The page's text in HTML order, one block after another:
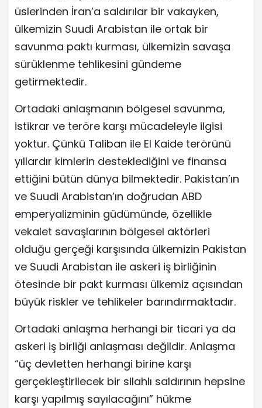
üslerinden İran’a saldırılar bir vakayken,
ülkemizin Suudi Arabistan ile ortak bir
savunma paktı kurması, ülkemizin savaşa
sürüklenme tehlikesini gündeme
getirmektedir.
Ortadaki anlaşmanın bölgesel savunma,
istikrar ve teröre karşı mücadeleyle ilgisi
yoktur. Çünkü Taliban ile El Kaide terörünü
yıllardır kimlerin desteklediğini ve finansa
ettiğini bütün dünya bilmektedir. Pakistan’ın
ve Suudi Arabistan’ın doğrudan ABD
emperyalizminin güdümünde, özellikle
vekalet savaşlarının bölgesel aktörleri
olduğu gerçeği karşısında ülkemizin Pakistan
ve Suudi Arabistan ile askeri iş birliğinin
ötesinde bir pakt kurması ülkemiz açısından
büyük riskler ve tehlikeler barındırmaktadır.
Ortadaki anlaşma herhangi bir ticari ya da
askeri iş birliği anlaşması değildir. Anlaşma
“üç devletten herhangi birine karşı
gerçekleştirilecek bir silahlı saldırının hepsine
karşı yapılmış sayılacağını” hükme